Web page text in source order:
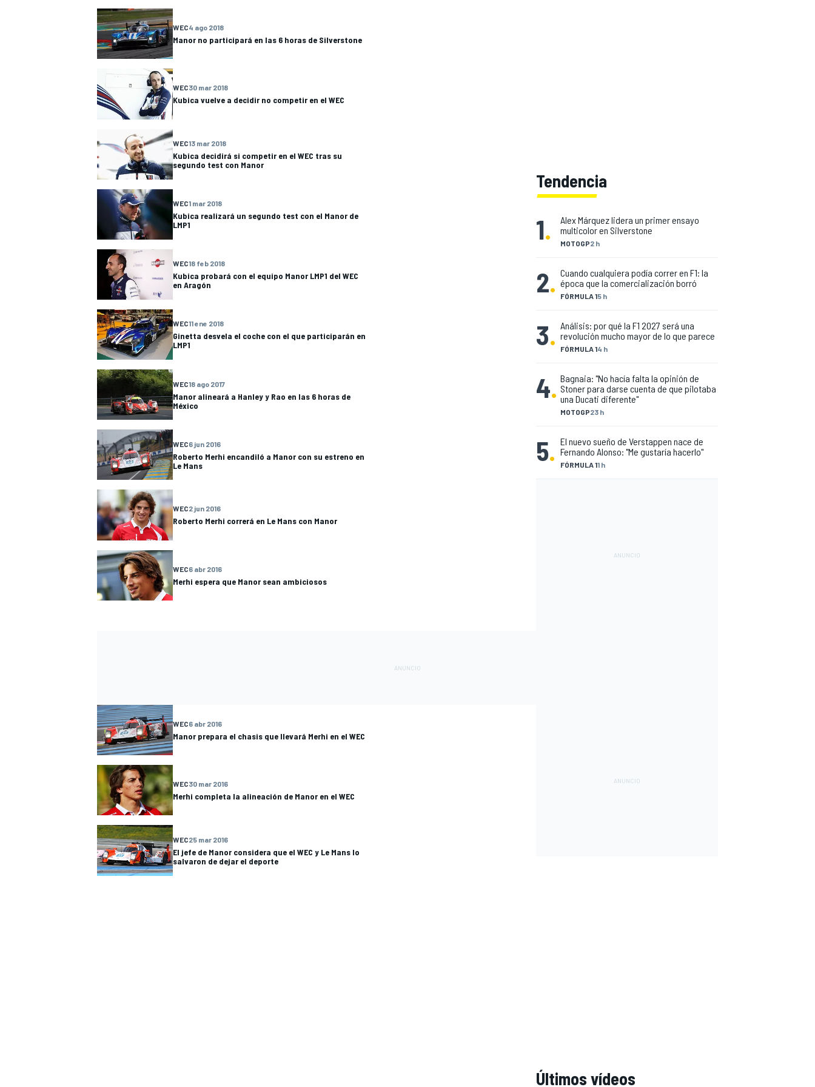
MÁS CATEGORÍAS
WEC4 ago 2018
Manor no participará en las 6 horas de Silverstone
WEC30 mar 2018
Kubica vuelve a decidir no competir en el WEC
WEC13 mar 2018
Kubica decidirá si competir en el WEC tras su
segundo test con Manor
WEC1 mar 2018
Kubica realizará un segundo test con el Manor de
LMP1
WEC18 feb 2018
Kubica probará con el equipo Manor LMP1 del WEC
en Aragón
WEC11 ene 2018
Ginetta desvela el coche con el que participarán en
LMP1
WEC18 ago 2017
Manor alineará a Hanley y Rao en las 6 horas de
México
WEC6 jun 2016
Roberto Merhi encandiló a Manor con su estreno en
Le Mans
WEC2 jun 2016
Roberto Merhi correrá en Le Mans con Manor
WEC6 abr 2016
Merhi espera que Manor sean ambiciosos
Tendencia
1. MOTOGP2 h
Alex Márquez lidera un primer ensayo
multicolor en Silverstone
2. FÓRMULA 15 h
Cuando cualquiera podía correr en F1: la
época que la comercialización borró
3. FÓRMULA 14 h
Análisis: por qué la F1 2027 será una
revolución mucho mayor de lo que parece
4.
MOTOGP23 h
Bagnaia: "No hacía falta la opinión de
Stoner para darse cuenta de que pilotaba
una Ducati diferente"
5. FÓRMULA 11 h
El nuevo sueño de Verstappen nace de
Fernando Alonso: "Me gustaría hacerlo"
WEC6 abr 2016
Manor prepara el chasis que llevará Merhi en el WEC
WEC30 mar 2016
Merhi completa la alineación de Manor en el WEC
WEC25 mar 2016
El jefe de Manor considera que el WEC y Le Mans lo
salvaron de dejar el deporte
Últimos vídeos